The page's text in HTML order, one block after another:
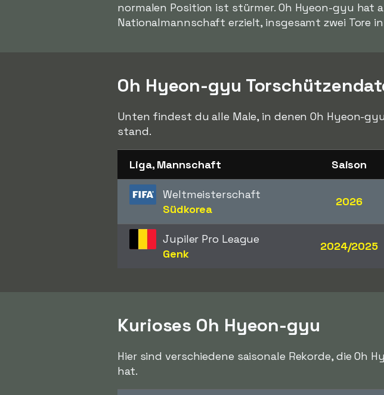
normalen Position ist stürmer. Oh Hyeon-gyu hat
Nationalmannschaft erzielt, insgesamt zwei Tore
Oh Hyeon-gyu
Unten findest du alle Male, in denen Oh Hyeon-
stand.
Liga, Mannschaft Saison
Weltmeisterschaft
Südkorea
2026
Jupiler Pro League
Genk
2024/2025
Kurioses Oh Hyeon-gyu
Hier sind verschiedene saisonale Rekorde, die Oh
hat.